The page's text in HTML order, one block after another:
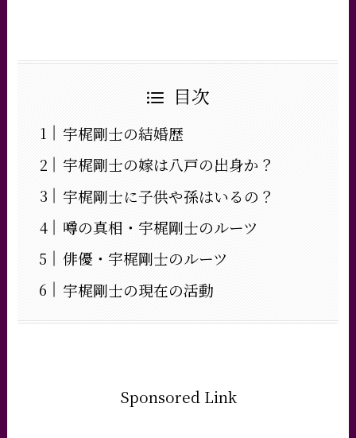
目次
宇梶剛士の結婚歴
宇梶剛士の嫁は八戸の出身か？
宇梶剛士に子供や孫はいるの？
噂の真相・宇梶剛士のルーツ
俳優・宇梶剛士のルーツ
宇梶剛士の現在の活動
Sponsored Link